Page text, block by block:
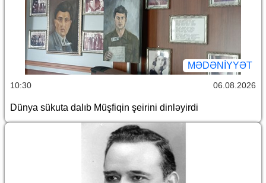
MƏDƏNIYYƏT
10:30 06.08.2026
Dünya sükuta dalıb Müşfiqin şeirini dinləyirdi